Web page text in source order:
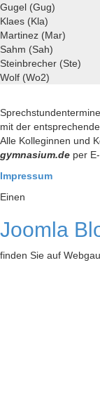
Gugel (Gug)
Klaes (Kla)
Martinez (Mar)
Sahm (Sah)
Steinbrecher (Ste)
Wolf (Wo2)
mit der
Alle Kolleginnen und
gymnasium.de per
Impressum
Einen
Joomla
finden Sie auf